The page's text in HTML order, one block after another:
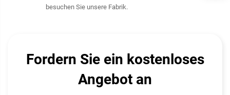
besuchen Sie unsere Fabrik.
Fordern Sie ein kostenloses
Angebot an